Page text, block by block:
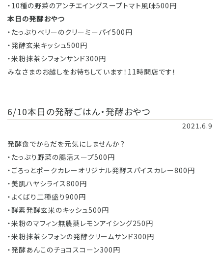
・10種の野菜のアンチエイングスープトマト風味500円
本日の発酵おやつ
・たっぷりベリーのクリーミーパイ500円
・発酵玄米キッシュ500円
・米粉抹茶シフォンサンド300円
みなさまのお越しをお待ちしています！11時開店です！
6/10本日の発酵ごはん・発酵おやつ
2021.6.9
発酵食でからだを元気にしませんか？
・たっぷり野菜の腸活スープ500円
・ごろっとポークカレーオリジナル発酵スパイスカレー800円
・美肌ハヤシライス800円
・よくばり二種盛り900円
・酵素発酵玄米のキッシュ500円
・米粉のマフィン無農薬レモンアイシング250円
・米粉抹茶シフォンの発酵クリームサンド300円
・発酵あんこのチョコスコーン300円